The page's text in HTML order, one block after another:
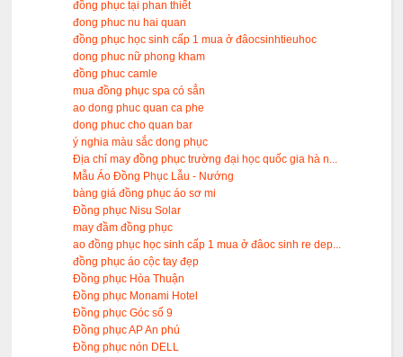
đồng phục tại phan thiết
đong phuc nu hai quan
đồng phục học sinh cấp 1 mua ở đâocsinhtieuhoc
dong phuc nữ phong kham
đồng phuc camle
mua đồng phục spa có sẳn
ao dong phuc quan ca phe
dong phuc cho quan bar
ý nghia màu sắc dong phục
Địa chỉ may đồng phục trường đại học quốc gia hà n...
Mẫu Áo Đồng Phục Lẫu - Nướng
bàng giá đồng phục áo sơ mi
Đồng phục Nisu Solar
may đầm đồng phục
ao đồng phục học sinh cấp 1 mua ở đâoc sinh re dep...
đồng phục áo cộc tay đẹp
Đồng phục Hòa Thuận
Đồng phục Monami Hotel
Đồng phục Góc số 9
Đồng phục AP An phú
Đồng phục nón DELL